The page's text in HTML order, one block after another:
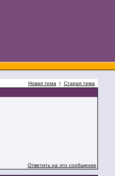
Новая тема | Старая тема
Ответить на это сообщение